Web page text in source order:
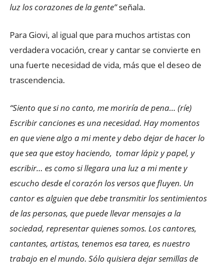
luz los corazones de la gente”señala.
Para Giovi, al igual que para muchos artistas con
verdadera vocación, crear y cantar se convierte en
una fuerte necesidad de vida, más que el deseo de
trascendencia.
“Siento que si no canto, me moriría de pena… (ríe)
Escribir canciones es una necesidad. Hay momentos
en que viene algo a mi mente y debo dejar de hacer lo
que sea que estoy haciendo, tomar lápiz y papel, y
escribir… es como si llegara una luz a mi mente y
escucho desde el corazón los versos que fluyen. Un
cantor es alguien que debe transmitir los sentimientos
de las personas, que puede llevar mensajes a la
sociedad, representar quienes somos. Los cantores,
cantantes, artistas, tenemos esa tarea, es nuestro
trabajo en el mundo. Sólo quisiera dejar semillas de